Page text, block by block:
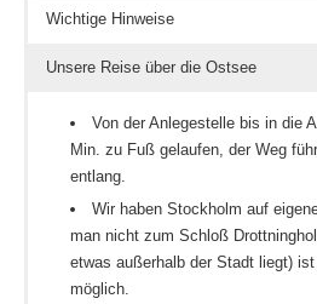
Wichtige Hinweise
Unsere Reise über die Ostsee
Von der Anlegestelle bis in die
Min. zu Fuß gelaufen, der Weg
entlang.
Wir haben Stockholm auf
man nicht zum Schloß
etwas außerhalb der Stadt liegt)
möglich.